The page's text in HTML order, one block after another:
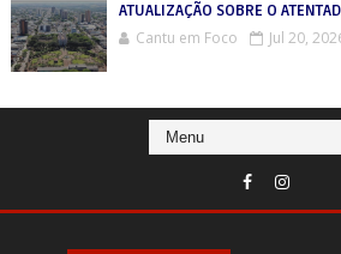
ATUALIZAÇÃO SOBRE O
Cantu em Foco Jul 20,